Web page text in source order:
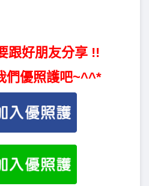
跟好朋友分享 !!
們優照護吧~^^*